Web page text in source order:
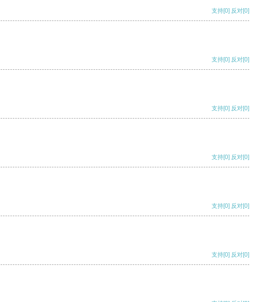
支持[0] 反对[0]
支持[0] 反对[0]
支持[0] 反对[0]
支持[0] 反对[0]
支持[0] 反对[0]
支持[0] 反对[0]